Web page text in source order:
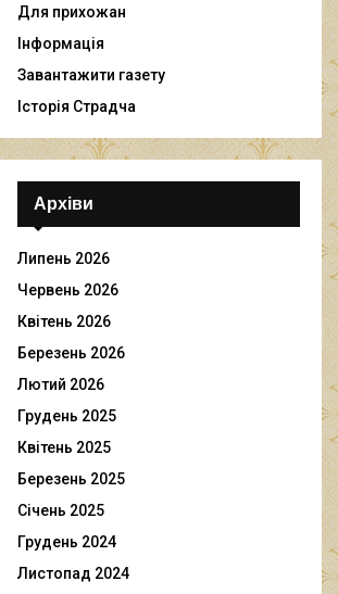
Для прихожан
Інформація
Завантажити газету
Історія Страдча
Архіви
Липень 2026
Червень 2026
Квітень 2026
Березень 2026
Лютий 2026
Грудень 2025
Квітень 2025
Березень 2025
Січень 2025
Грудень 2024
Листопад 2024